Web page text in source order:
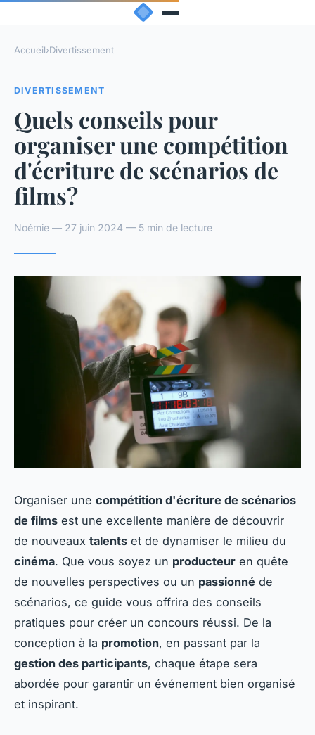
Accueil›Divertissement
DIVERTISSEMENT
Quels conseils pour
organiser une compétition
d'écriture de scénarios de
films?
Noémie — 27 juin 2024 — 5 min de lecture
Organiser une compétition d'écriture de scénarios
de films est une excellente manière de découvrir
de nouveaux talents et de dynamiser le milieu du
cinéma. Que vous soyez un producteur en quête
de nouvelles perspectives ou un passionné de
scénarios, ce guide vous offrira des conseils
pratiques pour créer un concours réussi. De la
conception à la promotion, en passant par la
gestion des participants, chaque étape sera
abordée pour garantir un événement bien organisé
et inspirant.